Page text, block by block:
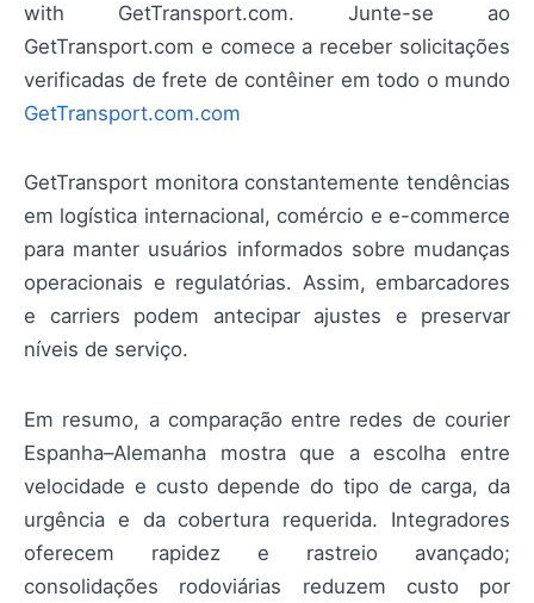
with GetTransport.com. Junte-se ao
GetTransport.com e comece a receber solicitações
verificadas de frete de contêiner em todo o mundo
GetTransport.com.com
GetTransport monitora constantemente tendências
em logística internacional, comércio e e-commerce
para manter usuários informados sobre mudanças
operacionais e regulatórias. Assim, embarcadores
e carriers podem antecipar ajustes e preservar
níveis de serviço.
Em resumo, a comparação entre redes de courier
Espanha–Alemanha mostra que a escolha entre
velocidade e custo depende do tipo de carga, da
urgência e da cobertura requerida. Integradores
oferecem rapidez e rastreio avançado;
consolidações rodoviárias reduzem custo por